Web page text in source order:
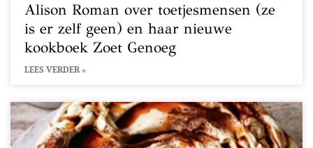
Alison Roman over toetjesmensen (ze
is er zelf geen) en haar nieuwe
kookboek Zoet Genoeg
LEES VERDER »